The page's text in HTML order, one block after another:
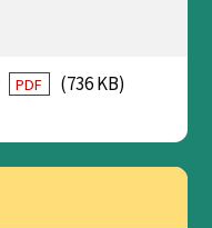
PDF (736 KB)